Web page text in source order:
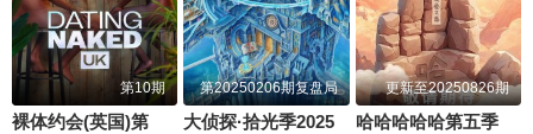
第10期 第20250206期复盘局
大侦探·拾光季2025
更新至20250826期
哈哈哈哈哈第五季